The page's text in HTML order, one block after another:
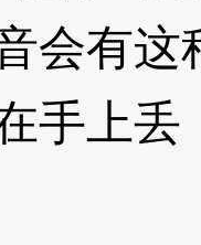
有这
手上